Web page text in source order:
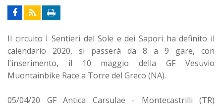
Il circuito I Sentieri del Sole e dei Sapori ha definito il
calendario 2020, si passerà da 8 a 9 gare, con
l'inserimento, il 10 maggio della GF Vesuvio
Muontainbike Race a Torre del Greco (NA).
05/04/20 GF Antica Carsulae - Montecastrilli (TR)